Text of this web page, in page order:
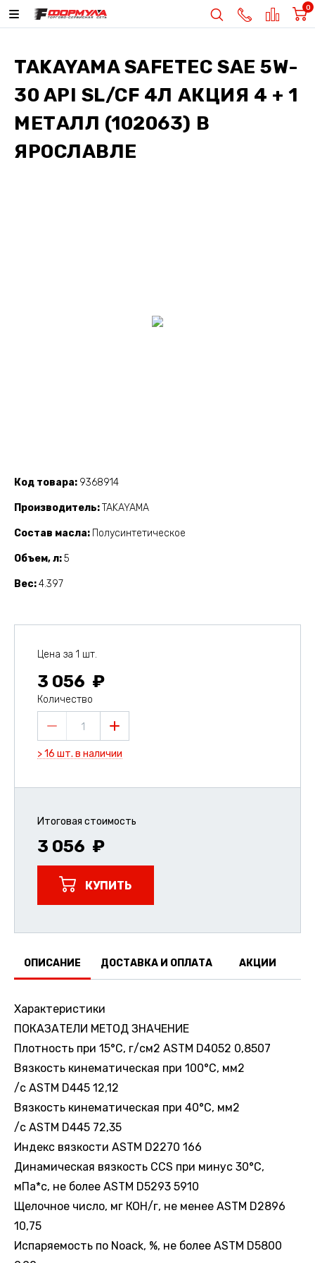
0
TAKAYAMA SAFETEC SAE 5W-
30 API SL/CF 4Л АКЦИЯ 4 + 1
МЕТАЛЛ (102063) В
ЯРОСЛАВЛЕ
Код товара 9368914
Производитель TAKAYAMA
Состав масла Полусинтетическое
Объем, л 5
Вес 4.397
Цена за 1 шт.
3 056
Количество
1
> 16 шт. в наличии
Итоговая стоимость
3 056
КУПИТЬ
ОПИСАНИЕ ДОСТАВКА И ОПЛАТА АКЦИИ
Характеристики
ПОКАЗАТЕЛИ МЕТОД ЗНАЧЕНИЕ
Плотность при 15°С, г/см2 ASTM D4052 0,8507
Вязкость кинематическая при 100°С, мм2
/с ASTM D445 12,12
Вязкость кинематическая при 40°С, мм2
/с ASTM D445 72,35
Индекс вязкости ASTM D2270 166
Динамическая вязкость CCS при минус 30°С,
мПа*с, не более ASTM D5293 5910
Щелочное число, мг КОН/г, не менее ASTM D2896
10,75
Испаряемость по Noack, %, не более ASTM D5800